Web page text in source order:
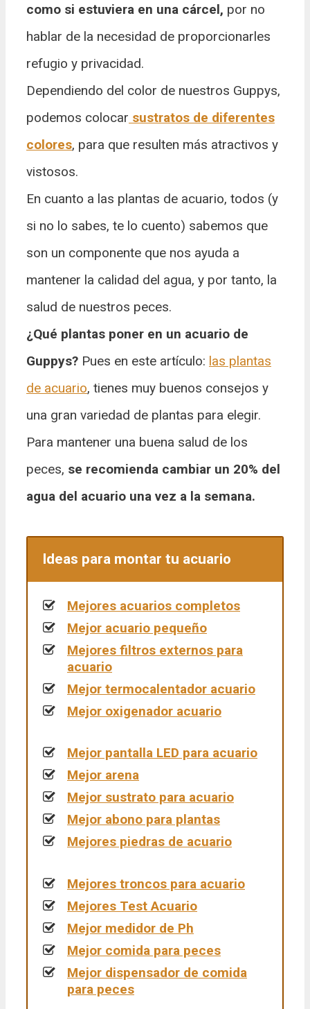
como si estuviera en una cárcel, por no
hablar de la necesidad de proporcionarles
refugio y privacidad.
Dependiendo del color de nuestros Guppys,
podemos colocar sustratos de diferentes
colores, para que resulten más atractivos y
vistosos.
En cuanto a las plantas de acuario, todos (y
si no lo sabes, te lo cuento) sabemos que
son un componente que nos ayuda a
mantener la calidad del agua, y por tanto, la
salud de nuestros peces.
¿Qué plantas poner en un acuario de
Guppys? Pues en este artículo: las plantas
de acuario, tienes muy buenos consejos y
una gran variedad de plantas para elegir.
Para mantener una buena salud de los
peces, se recomienda cambiar un 20% del
agua del acuario una vez a la semana.
Ideas para montar tu acuario
Mejores acuarios completos
Mejor acuario pequeño
Mejores filtros externos para
acuario
Mejor termocalentador acuario
Mejor oxigenador acuario
Mejor pantalla LED para acuario
Mejor arena
Mejor sustrato para acuario
Mejor abono para plantas
Mejores piedras de acuario
Mejores troncos para acuario
Mejores Test Acuario
Mejor medidor de Ph
Mejor comida para peces
Mejor dispensador de comida
para peces